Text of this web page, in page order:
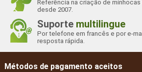
Referência na criação de
desde 2007.
Suporte multilingue
Por telefone em francês e por e-
resposta rápida.
Métodos de pagamento aceitos